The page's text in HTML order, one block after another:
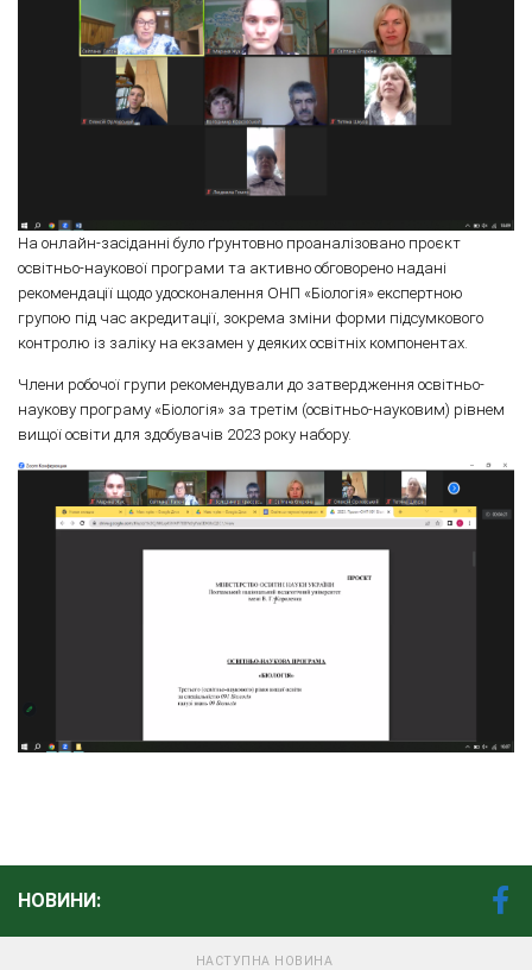
На онлайн-засіданні було ґрунтовно проаналізовано проєкт
освітньо-наукової програми та активно обговорено надані
рекомендації щодо удосконалення ОНП «Біологія» експертною
групою під час акредитації, зокрема зміни форми підсумкового
контролю із заліку на екзамен у деяких освітніх компонентах.
Члени робочої групи рекомендували до затвердження освітньо-
наукову програму «Біологія» за третім (освітньо-науковим) рівнем
вищої освіти для здобувачів 2023 року набору.
НОВИНИ:
НАСТУПНА НОВИНА